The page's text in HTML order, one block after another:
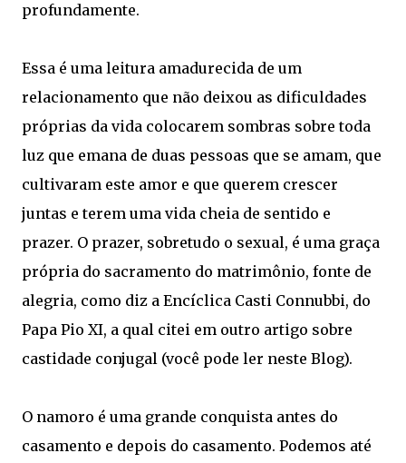
profundamente.
Essa é uma leitura amadurecida de um
relacionamento que não deixou as dificuldades
próprias da vida colocarem sombras sobre toda
luz que emana de duas pessoas que se amam, que
cultivaram este amor e que querem crescer
juntas e terem uma vida cheia de sentido e
prazer. O prazer, sobretudo o sexual, é uma graça
própria do sacramento do matrimônio, fonte de
alegria, como diz a Encíclica Casti Connubbi, do
Papa Pio XI, a qual citei em outro artigo sobre
castidade conjugal (você pode ler neste Blog).
O namoro é uma grande conquista antes do
casamento e depois do casamento. Podemos até